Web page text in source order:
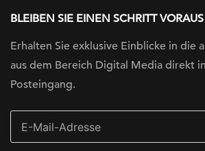
BLEIBEN SIE EINEN SCHRITT VORAUS
Erhalten Sie exklusive Einblicke in die
aus dem Bereich Digital Media direkt
Posteingang.